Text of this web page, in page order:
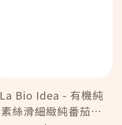
La Bio Idea - 有機純
素絲滑細緻純番茄泥